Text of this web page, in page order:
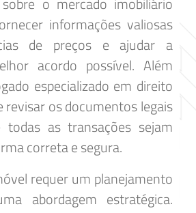
informações valiosas
de preços e ajudar a
acordo possível. Além
especializado em direito
revisar os documentos legais
as transações sejam
correta e segura.
requer um planejamento
abordagem estratégica.